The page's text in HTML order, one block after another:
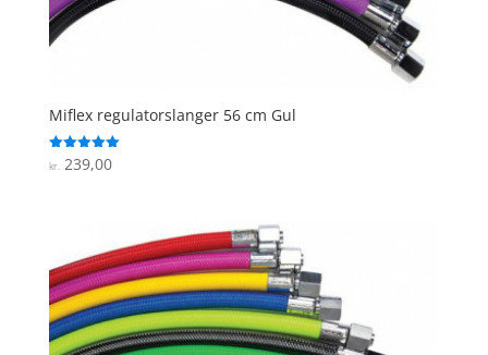
Miflex regulatorslanger 56 cm Gul
Vurderet
5
kr.239,00